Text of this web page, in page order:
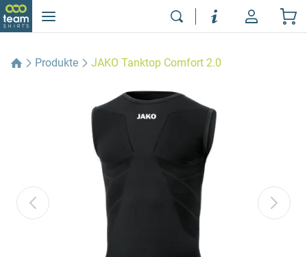
Produkte JAKO Tanktop Comfort 2.0